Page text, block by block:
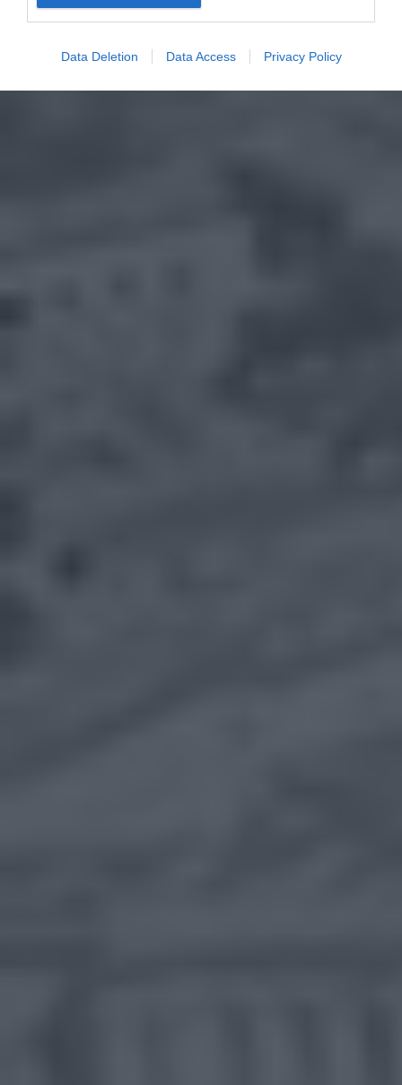
Data Deletion Data Access Privacy Policy